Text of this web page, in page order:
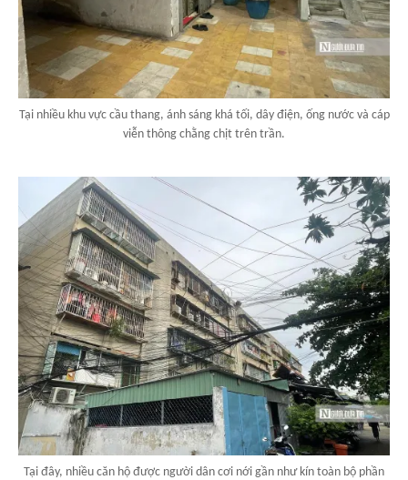
Tại nhiều khu vực cầu thang, ánh sáng khá tối, dây điện, ống nước và cáp
viễn thông chằng chịt trên trần.
Tại đây, nhiều căn hộ được người dân cơi nới gần như kín toàn bộ phần